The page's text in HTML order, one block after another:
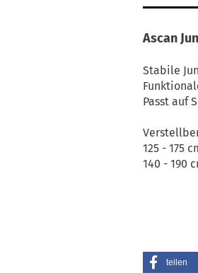
Ascan
Stabile
Passt auf
125 - 175
140 - 190
teilen